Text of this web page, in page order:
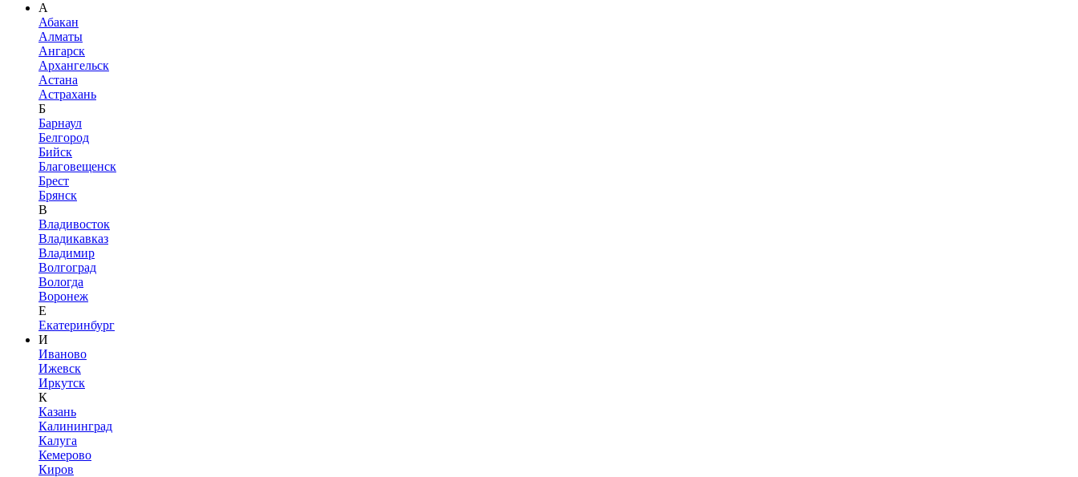
А
Абакан
Алматы
Ангарск
Архангельск
Астана
Астрахань
Б
Барнаул
Белгород
Бийск
Благовещенск
Брест
Брянск
В
Владивосток
Владикавказ
Владимир
Волгоград
Вологда
Воронеж
Е
Екатеринбург
И
Иваново
Ижевск
Иркутск
К
Казань
Калининград
Калуга
Кемерово
Киров